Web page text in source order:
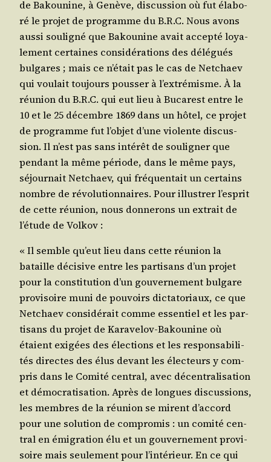
de Bakou­nine, à Genève, dis­cus­sion où fut éla­bo­
ré le pro­jet de pro­gramme du B.R.C. Nous avons
aus­si sou­li­gné que Bakou­nine avait accep­té loya­
le­ment cer­taines consi­dé­ra­tions des délé­gués
bul­gares ; mais ce n’é­tait pas le cas de Net­chaev
qui vou­lait tou­jours pous­ser à l’ex­tré­misme. À la
réunion du B.R.C. qui eut lieu à Buca­rest entre le
10 et le 25 décembre 1869 dans un hôtel, ce pro­jet
de pro­gramme fut l’ob­jet d’une vio­lente dis­cus­
sion. Il n’est pas sans inté­rêt de sou­li­gner que
pen­dant la même période, dans le même pays,
séjour­nait Net­chaev, qui fré­quen­tait un cer­tains
nombre de révo­lu­tion­naires. Pour illus­trer l’es­prit
de cette réunion, nous don­ne­rons un extrait de
l’é­tude de Volkov :
« Il semble qu’eut lieu dans cette réunion la
bataille déci­sive entre les par­ti­sans d’un pro­jet
pour la consti­tu­tion d’un gou­ver­ne­ment bul­gare
pro­vi­soire muni de pou­voirs dic­ta­to­riaux, ce que
Net­chaev consi­dé­rait comme essen­tiel et les par­
ti­sans du pro­jet de Kara­ve­lov-Bakou­nine où
étaient exi­gées des élec­tions et les res­pon­sa­bi­li­
tés directes des élus devant les élec­teurs y com­
pris dans le Comi­té cen­tral, avec décen­tra­li­sa­tion
et démo­cra­ti­sa­tion. Après de longues dis­cus­sions,
les membres de la réunion se mirent d’ac­cord
pour une solu­tion de com­pro­mis : un comi­té cen­
tral en émi­gra­tion élu et un gou­ver­ne­ment pro­vi­
soire mais seule­ment pour l’in­té­rieur. En ce qui